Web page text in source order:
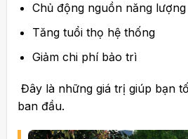
Chủ động nguồn năng lượng
Tăng tuổi thọ hệ thống
Giảm chi phí bảo trì
Đây là những giá trị giúp bạn
ban đầu.